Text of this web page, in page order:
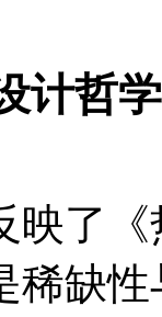
计哲学
映了
稀缺